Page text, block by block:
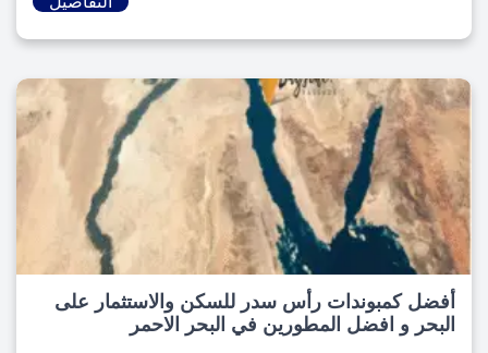
أفضل كمبوندات رأس سدر للسكن والاستثمار على
البحر و افضل المطورين في البحر الاحمر